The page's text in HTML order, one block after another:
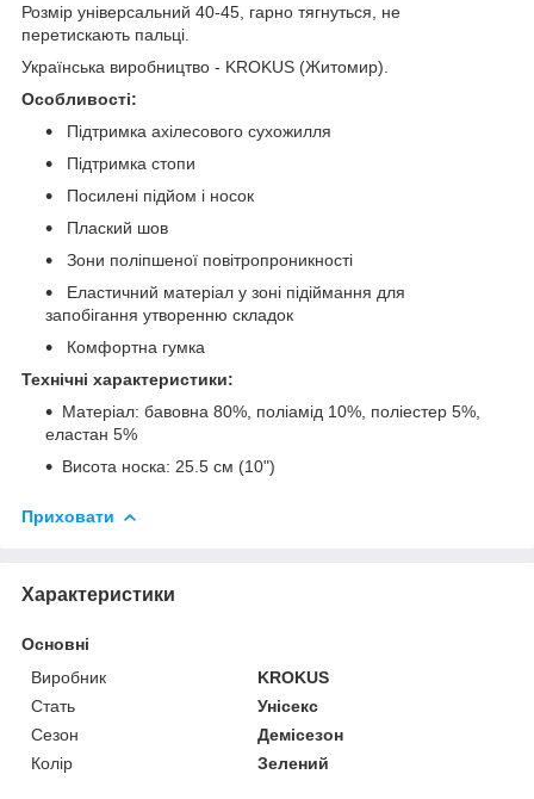
Розмір універсальний 40-45, гарно тягнуться, не
перетискають пальці.
Українська виробництво - KROKUS (Житомир).
Особливості:
Підтримка ахілесового сухожилля
Підтримка стопи
Посилені підйом і носок
Плаский шов
Зони поліпшеної повітропроникності
Еластичний матеріал у зоні підіймання для
запобігання утворенню складок
Комфортна гумка
Технічні характеристики:
Матеріал: бавовна 80%, поліамід 10%, поліестер 5%,
еластан 5%
Висота носка: 25.5 см (10")
Приховати
Характеристики
Основні
Виробник
KROKUS
Стать
Унісекс
Сезон
Демісезон
Колір
Зелений